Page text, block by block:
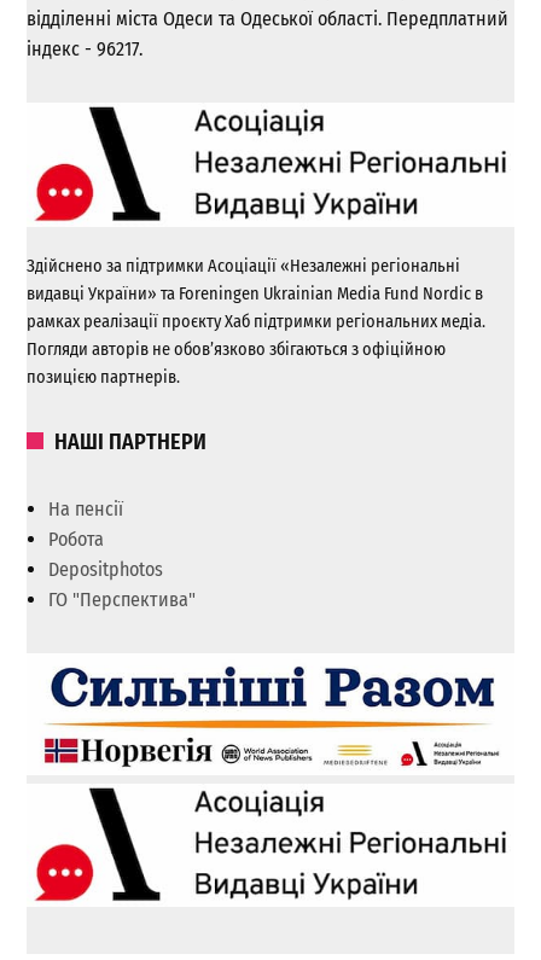
відділенні міста Одеси та Одеської області. Передплатний
індекс - 96217.
Здійснено за підтримки Асоціації «Незалежні регіональні
видавці України» та Foreningen Ukrainian Media Fund Nordic в
рамках реалізації проєкту Хаб підтримки регіональних медіа.
Погляди авторів не обов’язково збігаються з офіційною
позицією партнерів.
НАШІ ПАРТНЕРИ
На пенсії
Робота
Depositphotos
ГО "Перспектива"